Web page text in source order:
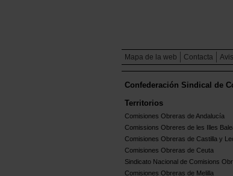
Mapa de la web Contacta
Confederación Sindical de
Territorios
Comisiones Obreras de Andalucía
Comissions Obreres de les Illes
Comisiones Obreras de Castilla y
Comisiones Obreras de Ceuta
Sindicato Nacional de Comisions
Comisiones Obreras de Melilla